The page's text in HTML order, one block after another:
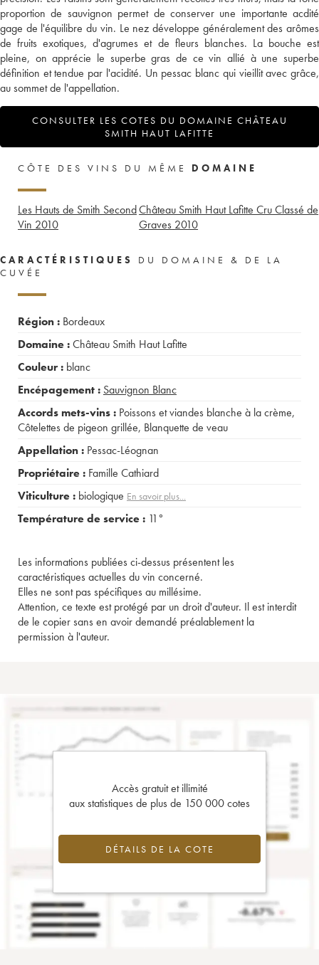
proportion de sauvignon permet de conserver une importante acdité
gage de l'équilibre du vin. Le nez développe généralement des arômes
de fruits exotiques, d'agrumes et de fleurs blanches. La bouche est
pleine, on apprécie le superbe gras de ce vin allié à une superbe
définition et tendue par l'acidité. Un pessac blanc qui vieillit avec grâce,
au sommet de l'appellation.
CONSULTER LES COTES DU DOMAINE CHÂTEAU
SMITH HAUT LAFITTE
CÔTE DES VINS DU MÊME DOMAINE
Les Hauts de Smith Second
Vin 2010
Château Smith Haut Lafitte Cru Classé de
Graves 2010
CARACTÉRISTIQUES
DU DOMAINE & DE LA
CUVÉE
Région : Bordeaux
Domaine :Château Smith Haut Lafitte
Couleur : blanc
Encépagement : Sauvignon Blanc
Accords mets-vins : Poissons et viandes blanche à la crème,
Côtelettes de pigeon grillée, Blanquette de veau
Appellation : Pessac-Léognan
Propriétaire : Famille Cathiard
Viticulture : biologique En savoir plus...
Température de service : 11°
Les informations publiées ci-dessus présentent les
caractéristiques actuelles du vin concerné.
Elles ne sont pas spécifiques au millésime.
Attention, ce texte est protégé par un droit d'auteur. Il est interdit
de le copier sans en avoir demandé préalablement la
permission à l'auteur.
Accès gratuit et illimité
aux statistiques de plus de 150 000 cotes
DÉTAILS DE LA COTE